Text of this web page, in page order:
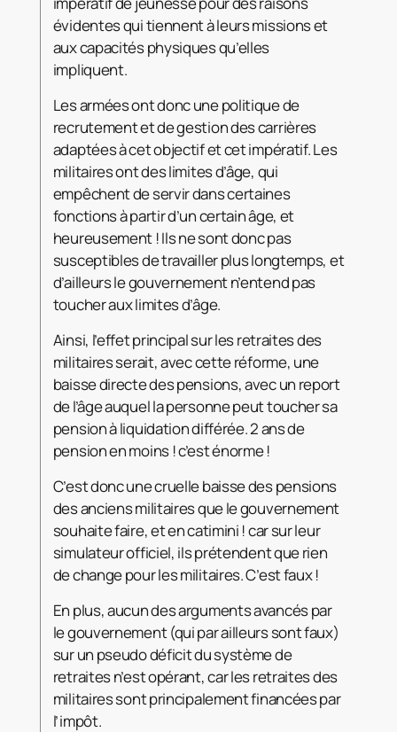
évidentes qui tiennent à leurs missions et
aux capacités physiques qu’elles
impliquent.
Les armées ont donc une politique de
recrutement et de gestion des carrières
adaptées à cet objectif et cet impératif. Les
militaires ont des limites d’âge, qui
empêchent de servir dans certaines
fonctions à partir d’un certain âge, et
heureusement ! Ils ne sont donc pas
susceptibles de travailler plus longtemps, et
d’ailleurs le gouvernement n’entend pas
toucher aux limites d’âge.
Ainsi, l’effet principal sur les retraites des
militaires serait, avec cette réforme, une
baisse directe des pensions, avec un report
de l’âge auquel la personne peut toucher sa
pension à liquidation différée. 2 ans de
pension en moins ! c’est énorme !
C’est donc une cruelle baisse des pensions
des anciens militaires que le gouvernement
souhaite faire, et en catimini ! car sur leur
simulateur officiel, ils prétendent que rien
de change pour les militaires. C’est faux !
En plus, aucun des arguments avancés par
le gouvernement (qui par ailleurs sont faux)
sur un pseudo déficit du système de
retraites n’est opérant, car les retraites des
militaires sont principalement financées par
l’impôt.